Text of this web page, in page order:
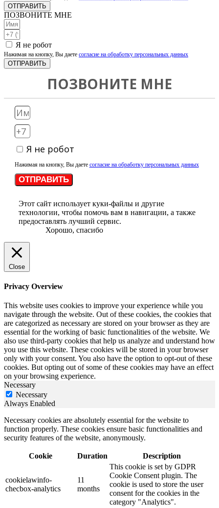
ОТПРАВИТЬ
ПОЗВОНИТЕ МНЕ
Я не робот
Нажимая на кнопку, Вы даете согласие на обработку персональных данных
ОТПРАВИТЬ
ПОЗВОНИТЕ МНЕ
Я не робот
Нажимая на кнопку, Вы даете согласие на обработку персональных данных
ОТПРАВИТЬ
Этот сайт использует куки-файлы и другие
технологии, чтобы помочь вам в навигации, а также
предоставлять лучший сервис.
Хорошо, спасибо
Close
Privacy Overview
This website uses cookies to improve your experience while you
navigate through the website. Out of these cookies, the cookies that
are categorized as necessary are stored on your browser as they are
essential for the working of basic functionalities of the website. We
also use third-party cookies that help us analyze and understand how
you use this website. These cookies will be stored in your browser
only with your consent. You also have the option to opt-out of these
cookies. But opting out of some of these cookies may have an effect
on your browsing experience.
Necessary
Necessary
Always Enabled
Necessary cookies are absolutely essential for the website to
function properly. These cookies ensure basic functionalities and
security features of the website, anonymously.
Cookie Duration Description
cookielawinfo-
checbox-analytics
11
months
This cookie is set by GDPR
Cookie Consent plugin. The
cookie is used to store the user
consent for the cookies in the
category "Analytics".